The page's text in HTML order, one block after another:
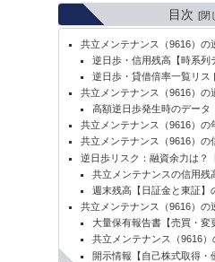
目次
共立メンテナンス（9616）の
逆日歩・信用残高【時系列
逆日歩・貸借倍率一覧リス
共立メンテナンス（9616）の
高額逆日歩発生時のデータ
共立メンテナンス（9616）の
共立メンテナンス（9616）の
逆日歩リスク：融資余力は？
共立メンテナンスの信用残
週末残高【日証金と東証】
共立メンテナンス（9616）の
大量保有報告書【売買・変
共立メンテナンス（9616）
開示情報【自己株式取得・